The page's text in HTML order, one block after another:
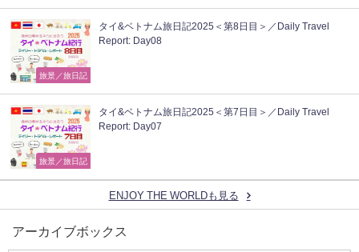
旅景／旅日記
タイ&ベトナム旅日記2025＜第8日目＞／Daily Travel
Report: Day08
旅景／旅日記
タイ&ベトナム旅日記2025＜第7日目＞／Daily Travel
Report: Day07
ENJOY THE WORLDも見る
アーカイブボックス